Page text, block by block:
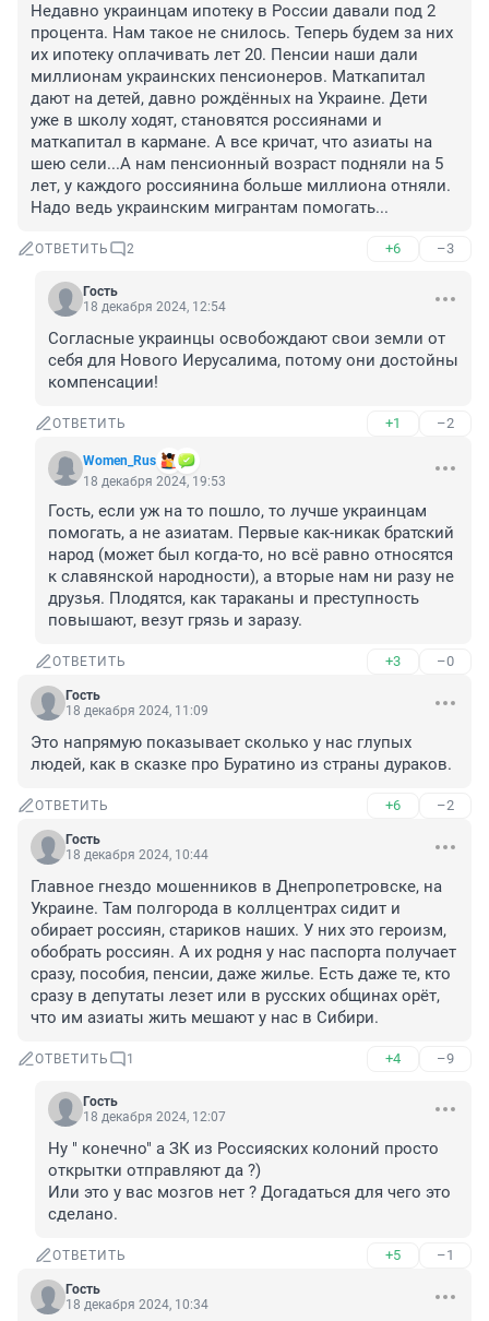
Недавно украинцам ипотеку в России давали под 2
процента. Нам такое не снилось. Теперь будем за них
их ипотеку оплачивать лет 20. Пенсии наши дали
миллионам украинских пенсионеров. Маткапитал
дают на детей, давно рождённых на Украине. Дети
уже в школу ходят, становятся россиянами и
маткапитал в кармане. А все кричат, что азиаты на
шею сели...А нам пенсионный возраст подняли на 5
лет, у каждого россиянина больше миллиона отняли.
Надо ведь украинским мигрантам помогать...
ОТВЕТИТЬ 2 +6 –3
Гость
18 декабря 2024, 12:54
Согласные украинцы освобождают свои земли от
себя для Нового Иерусалима, потому они достойны
компенсации!
ОТВЕТИТЬ +1 –2
Women_Rus
18 декабря 2024, 19:53
Гость, если уж на то пошло, то лучше украинцам
помогать, а не азиатам. Первые как-никак братский
народ (может был когда-то, но всё равно относятся
к славянской народности), а вторые нам ни разу не
друзья. Плодятся, как тараканы и преступность
повышают, везут грязь и заразу.
ОТВЕТИТЬ +3 –0
Гость
18 декабря 2024, 11:09
Это напрямую показывает сколько у нас глупых
людей, как в сказке про Буратино из страны дураков.
ОТВЕТИТЬ +6 –2
Гость
18 декабря 2024, 10:44
Главное гнездо мошенников в Днепропетровске, на
Украине. Там полгорода в коллцентрах сидит и
обирает россиян, стариков наших. У них это героизм,
обобрать россиян. А их родня у нас паспорта получает
сразу, пособия, пенсии, даже жилье. Есть даже те, кто
сразу в депутаты лезет или в русских общинах орёт,
что им азиаты жить мешают у нас в Сибири.
ОТВЕТИТЬ 1 +4 –9
Гость
18 декабря 2024, 12:07
Ну " конечно" а ЗК из Россияских колоний просто
открытки отправляют да ?)
Или это у вас мозгов нет ? Догадаться для чего это
сделано.
ОТВЕТИТЬ +5 –1
Гость
18 декабря 2024, 10:34